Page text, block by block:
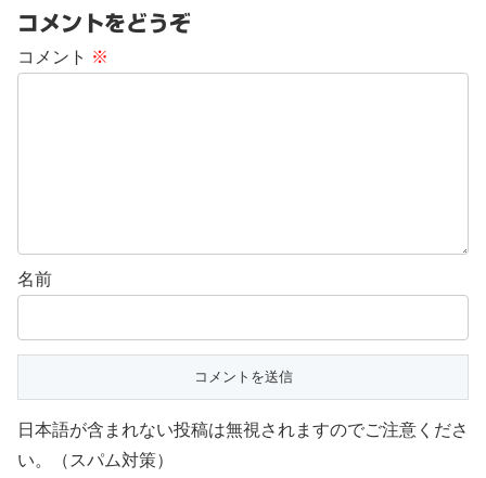
コメントをどうぞ
コメント ※
名前
日本語が含まれない投稿は無視されますのでご注意くださ
い。（スパム対策）